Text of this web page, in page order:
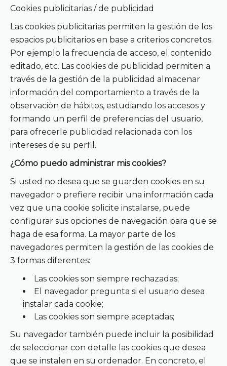
Cookies publicitarias / de publicidad
Las cookies publicitarias permiten la gestión de los
espacios publicitarios en base a criterios concretos.
Por ejemplo la frecuencia de acceso, el contenido
editado, etc. Las cookies de publicidad permiten a
través de la gestión de la publicidad almacenar
información del comportamiento a través de la
observación de hábitos, estudiando los accesos y
formando un perfil de preferencias del usuario,
para ofrecerle publicidad relacionada con los
intereses de su perfil.
¿Cómo puedo administrar mis cookies?
Si usted no desea que se guarden cookies en su
navegador o prefiere recibir una información cada
vez que una cookie solicite instalarse, puede
configurar sus opciones de navegación para que se
haga de esa forma. La mayor parte de los
navegadores permiten la gestión de las cookies de
3 formas diferentes:
Las cookies son siempre rechazadas;
El navegador pregunta si el usuario desea
instalar cada cookie;
Las cookies son siempre aceptadas;
Su navegador también puede incluir la posibilidad
de seleccionar con detalle las cookies que desea
que se instalen en su ordenador. En concreto, el